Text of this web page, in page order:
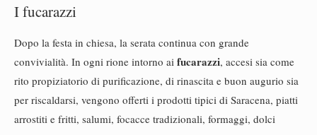
I fucarazzi
Dopo la festa in chiesa, la serata continua con grande
convivialità. In ogni rione intorno ai fucarazzi, accesi sia come
rito propiziatorio di purificazione, di rinascita e buon augurio sia
per riscaldarsi, vengono offerti i prodotti tipici di Saracena, piatti
arrostiti e fritti, salumi, focacce tradizionali, formaggi, dolci